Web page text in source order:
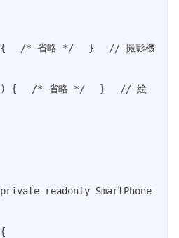
{ /* 省略 */ }
// 撮影機
) { /* 省略 */ }
// 絵
private readonly SmartPhone
{